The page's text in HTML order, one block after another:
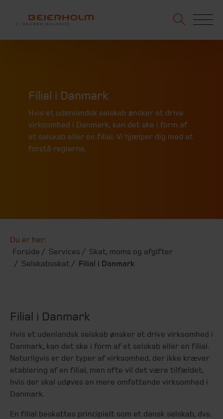
Filial i Danmark
Hvis et udenlandsk selskab ønsker at drive
virksomhed i Danmark, kan det ske i form af
et selskab eller en filial. Vi hjælper dig med at
forstå reglerne.
Du er her:
Forside
Services
Skat, moms og afgifter
Selskabsskat
Filial i Danmark
Filial i Danmark
Hvis et udenlandsk selskab ønsker at drive virksomhed i
Danmark, kan det ske i form af et selskab eller en filial.
Naturligvis er der typer af virksomhed, der ikke kræver
etablering af en filial, men ofte vil det være tilfældet,
hvis der skal udøves en mere omfattende virksomhed i
Danmark.
En filial beskattes principielt som et dansk selskab, dvs.